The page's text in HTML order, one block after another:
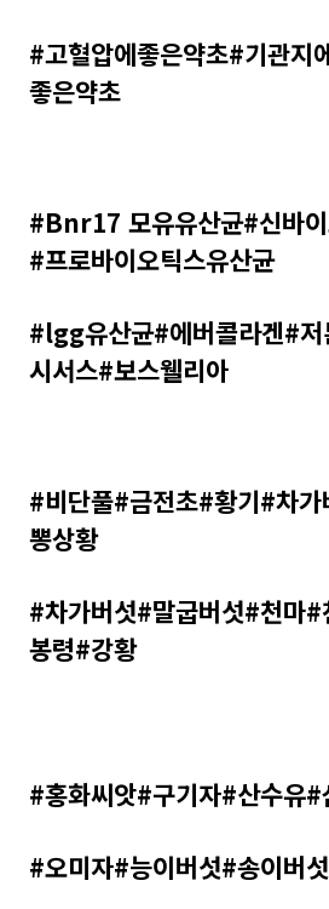
#고혈압에좋은약초#기관지
좋은약초
#Bnr17 모유유산균#신바
#프로바이오틱스유산균
#lgg유산균#에버콜라겐#저
시서스#보스웰리아
#비단풀#금전초#황기#차
뽕상황
#차가버섯#말굽버섯#천마#
봉령#강황
#홍화씨앗#구기자#산수유#
#오미자#능이버섯#송이버섯